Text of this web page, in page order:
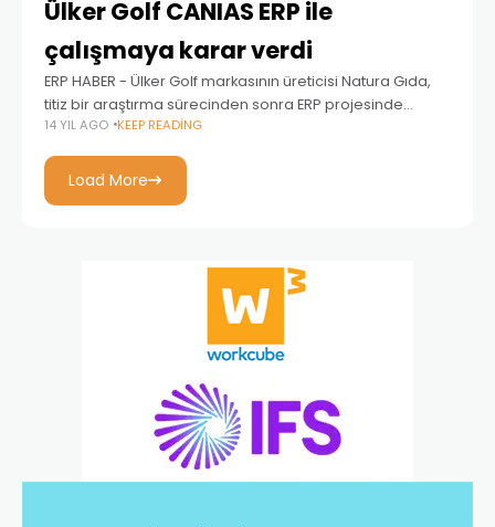
Ülker Golf CANIAS ERP ile
çalışmaya karar verdi
ERP HABER - Ülker Golf markasının üreticisi Natura Gıda,
titiz bir araştırma sürecinden sonra ERP projesinde
CANIAS ERP ile çalışmaya karar verdi. Proje, Natura
14 YIL AGO KEEP READING
Load More